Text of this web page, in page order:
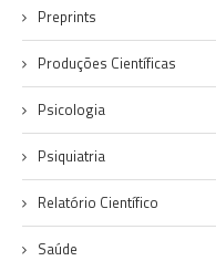
Preprints
Produções Científicas
Psicologia
Psiquiatria
Relatório Científico
Saúde